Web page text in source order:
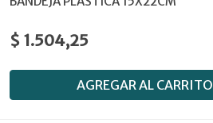
$ 1.504,25
AGREGAR AL CARRITO